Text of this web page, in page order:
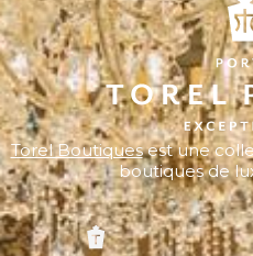
Torel Boutiquesest une
boutiques de